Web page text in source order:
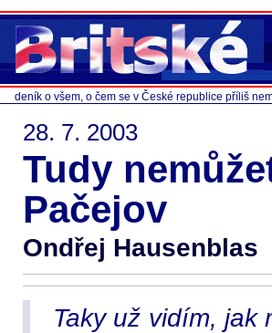
deník o všem, o čem se v České republice příliš
28. 7. 2003
Tudy
Pačejov
Ondřej Hausenblas
Taky už vidím, jak